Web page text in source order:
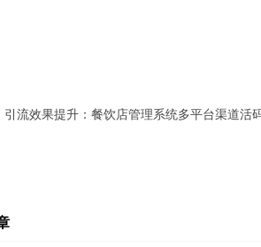
引流效果提升：餐饮店管理系统多平台渠道活